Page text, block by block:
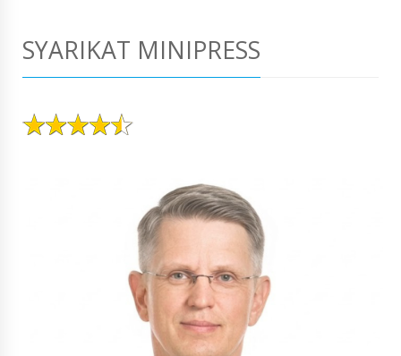
SYARIKAT MINIPRESS